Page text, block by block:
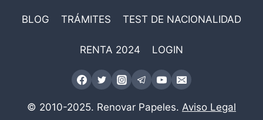
BLOG TRÁMITES TEST DE NACIONALIDAD
RENTA 2024 LOGIN
© 2010-2025. Renovar Papeles. Aviso Legal